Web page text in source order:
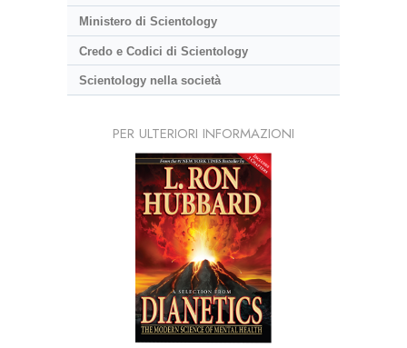
Ministero di Scientology
Credo e Codici di Scientology
Scientology nella società
PER ULTERIORI INFORMAZIONI